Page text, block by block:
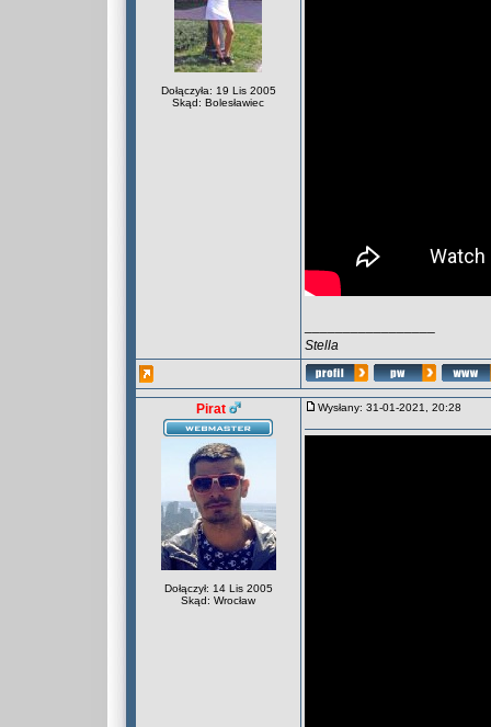
Dołączyła: 19 Lis 2005
Skąd: Bolesławiec
Stella
Pirat
Dołączył: 14 Lis 2005
Skąd: Wrocław
Wysłany: 31-01-2021, 20:28